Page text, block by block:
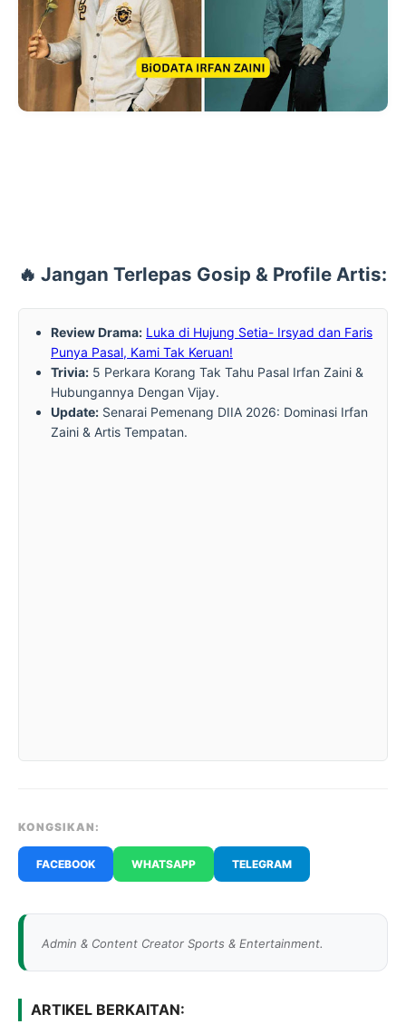
🔥 Jangan Terlepas Gosip & Profile Artis:
Review Drama: Luka di Hujung Setia- Irsyad dan Faris
Punya Pasal, Kami Tak Keruan!
Trivia: 5 Perkara Korang Tak Tahu Pasal Irfan Zaini &
Hubungannya Dengan Vijay.
Update: Senarai Pemenang DIIA 2026: Dominasi Irfan
Zaini & Artis Tempatan.
KONGSIKAN:
FACEBOOK WHATSAPP TELEGRAM
Admin & Content Creator Sports & Entertainment.
ARTIKEL BERKAITAN: